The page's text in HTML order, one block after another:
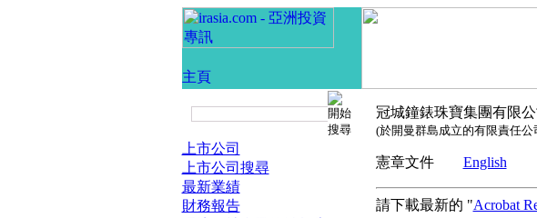
上市公司
上市公司搜尋
最新業績
財務報告
冠城鐘錶珠寶集團有限公
(於開曼群島成立的有限責任公
憲章文件 English
請下載最新的 "Acrobat